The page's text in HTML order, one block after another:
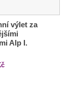
výlet za
Alp I.